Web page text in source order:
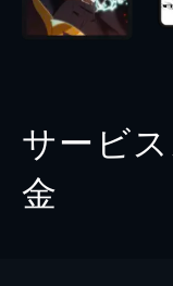
サービ
金